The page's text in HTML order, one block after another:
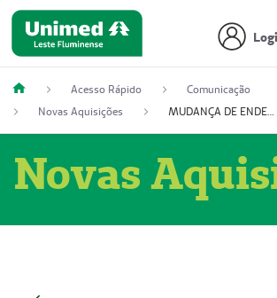
Acesso Rápido
Comunicação
Novas Aquisições
MUDANÇA DE ENDEREÇO - DIAGITAB SERVIÇOS MÉDICOS LTDA (54003267-5)
Novas